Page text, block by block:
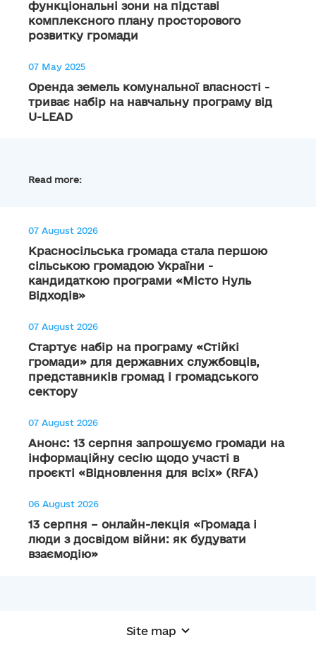
функціональні зони на підставі
комплексного плану просторового
розвитку громади
07 May 2025
Оренда земель комунальної власності -
триває набір на навчальну програму від
U-LEAD
Read more:
07 August 2026
Красносільська громада стала першою
сільською громадою України -
кандидаткою програми «Місто Нуль
Відходів»
07 August 2026
Стартує набір на програму «Стійкі
громади» для державних службовців,
представників громад і громадського
сектору
07 August 2026
Анонс: 13 серпня запрошуємо громади на
інформаційну сесію щодо участі в
проєкті «Відновлення для всіх» (RFA)
06 August 2026
13 серпня – онлайн-лекція «Громада і
люди з досвідом війни: як будувати
взаємодію»
Site map